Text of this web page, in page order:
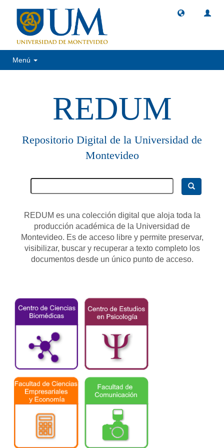
Menú
REDUM
Repositorio Digital de la Universidad de
Montevideo
REDUM es una colección digital que aloja toda la
producción académica de la Universidad de
Montevideo. Es de acceso libre y permite preservar,
visibilizar, buscar y recuperar a texto completo los
documentos desde un único punto de acceso.